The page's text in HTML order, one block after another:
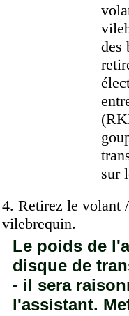
des
sur
4. Retirez le volant
vilebrequin.
Le poids de
disque de
- il sera
l'assistant.